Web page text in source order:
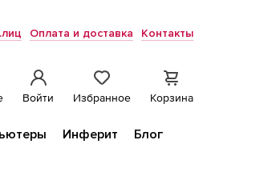
Оплата и доставка Контакты
Войти Избранное Корзина
Инферит
Блог